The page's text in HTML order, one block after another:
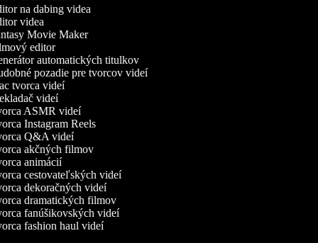
na dabing videa
videa
Movie Maker
editor
automatických titulkov
pozadie pre tvorcov videí
tvorca videí
videí
ASMR videí
Instagram Reels
Q&A videí
akčných filmov
animácií
cestovateľských videí
dekoračných videí
dramatických filmov
fanúšikovských videí
fashion haul videí